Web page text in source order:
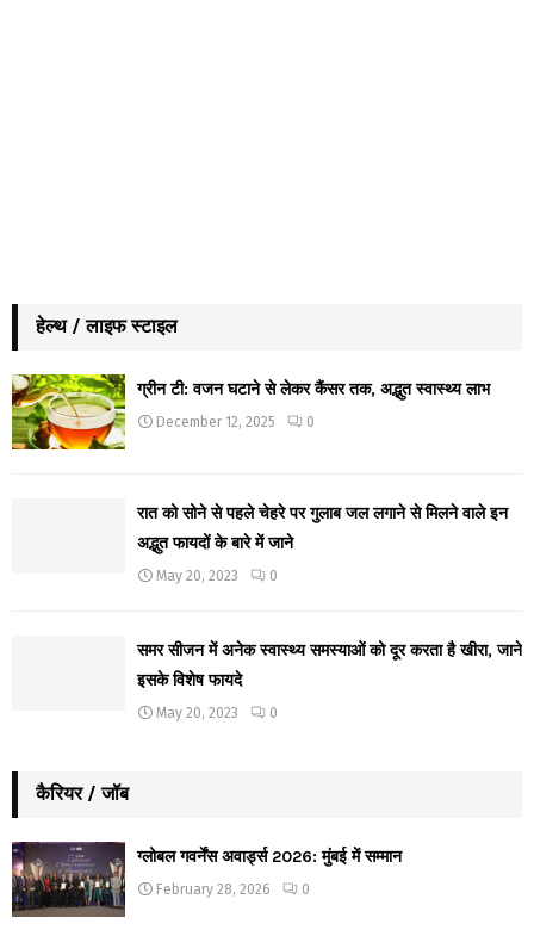
हेल्थ / लाइफ स्टाइल
ग्रीन टी: वजन घटाने से लेकर कैंसर तक, अद्भुत स्वास्थ्य लाभ
December 12, 2025 0
रात को सोने से पहले चेहरे पर गुलाब जल लगाने से मिलने वाले इन
अद्भुत फायदों के बारे में जाने
May 20, 2023 0
समर सीजन में अनेक स्वास्थ्य समस्याओं को दूर करता है खीरा, जाने
इसके विशेष फायदे
May 20, 2023 0
कैरियर / जॉब
ग्लोबल गवर्नेंस अवार्ड्स 2026: मुंबई में सम्मान
February 28, 2026 0